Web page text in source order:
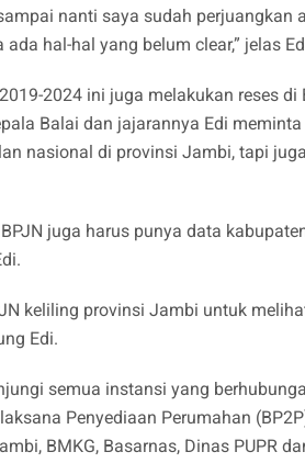
nanti saya sudah perjuangkan
hal-hal yang belum clear,” jelas
2024 ini juga melakukan reses
Balai dan jajarannya Edi
nasional di provinsi Jambi, tapi
juga harus punya data
keliling provinsi Jambi untuk
Edi.
semua instansi yang
Penyediaan Perumahan
BMKG, Basarnas, Dinas PUPR